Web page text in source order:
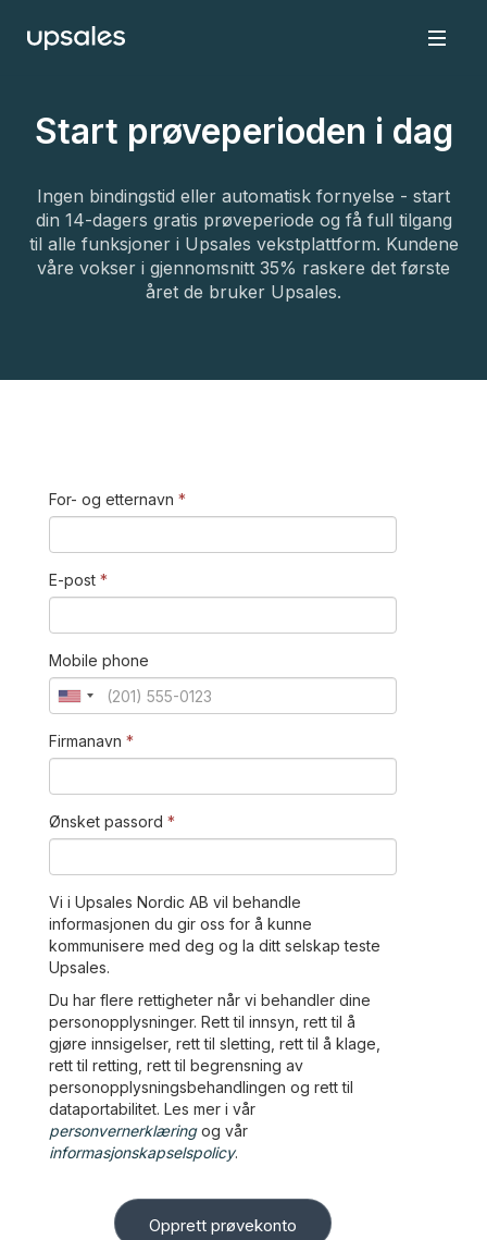
Start prøveperioden i dag
Ingen bindingstid eller automatisk fornyelse - start
din 14-dagers gratis prøveperiode og få full tilgang
til alle funksjoner i Upsales vekstplattform. Kundene
våre vokser i gjennomsnitt 35% raskere det første
året de bruker Upsales.